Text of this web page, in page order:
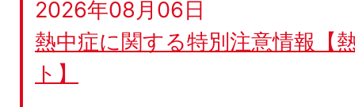
2026年08月06日
熱中症に関する特別注意情報【
ト】